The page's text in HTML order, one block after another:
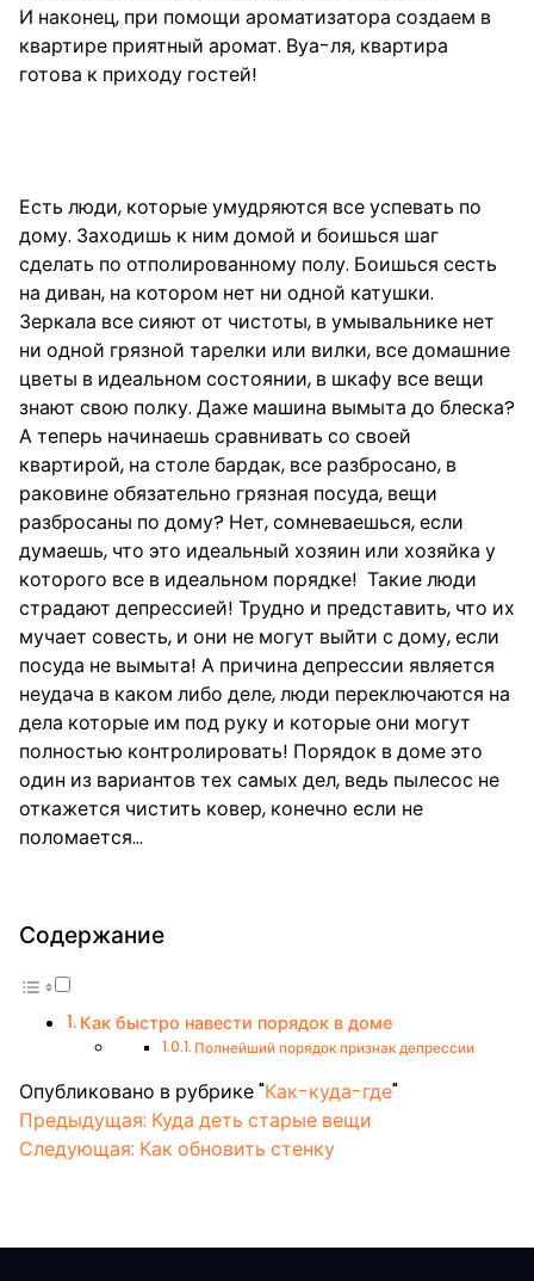
И наконец, при помощи ароматизатора создаем в
квартире приятный аромат. Вуа-ля, квартира
готова к приходу гостей!
Есть люди, которые умудряются все успевать по
дому. Заходишь к ним домой и боишься шаг
сделать по отполированному полу. Боишься сесть
на диван, на котором нет ни одной катушки.
Зеркала все сияют от чистоты, в умывальнике нет
ни одной грязной тарелки или вилки, все домашние
цветы в идеальном состоянии, в шкафу все вещи
знают свою полку. Даже машина вымыта до блеска?
А теперь начинаешь сравнивать со своей
квартирой, на столе бардак, все разбросано, в
раковине обязательно грязная посуда, вещи
разбросаны по дому? Нет, сомневаешься, если
думаешь, что это идеальный хозяин или хозяйка у
которого все в идеальном порядке! Такие люди
страдают депрессией! Трудно и представить, что их
мучает совесть, и они не могут выйти с дому, если
посуда не вымыта! А причина депрессии является
неудача в каком либо деле, люди переключаются на
дела которые им под руку и которые они могут
полностью контролировать! Порядок в доме это
один из вариантов тех самых дел, ведь пылесос не
откажется чистить ковер, конечно если не
поломается…
Содержание
Как быстро навести порядок в доме
Полнейший порядок признак депрессии
Опубликовано в рубрике "Как-куда-где"
Навигация
по
Предыдущая: Куда деть старые вещи
Следующая: Как обновить стенку